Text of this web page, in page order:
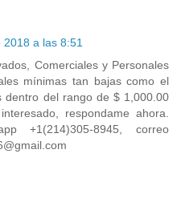
a las 8:51
Comerciales y Personales
mínimas tan bajas como el
dentro del rango de $ 1,000.00
respondame ahora.
+1(214)305-8945, correo